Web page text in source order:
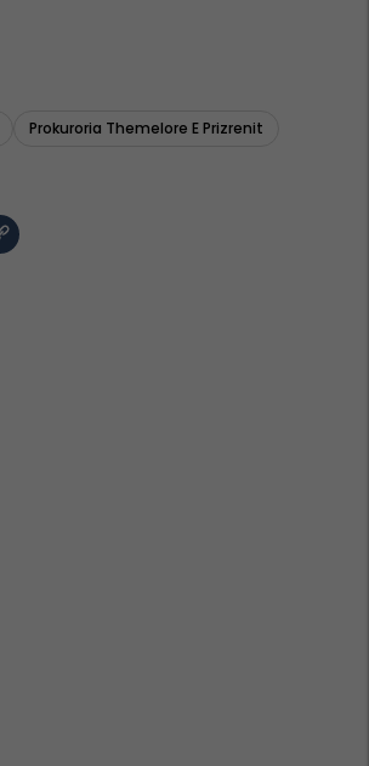
Prokuroria Themelore E Prizrenit